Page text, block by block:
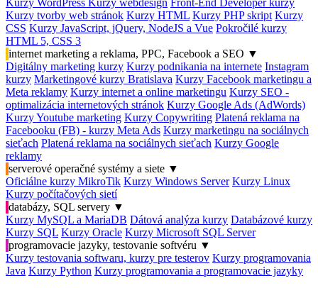
Kurzy WordPress Kurzy webdesign Front-End Developer kurzy
Kurzy tvorby web stránok Kurzy HTML Kurzy PHP skript Kurzy
CSS Kurzy JavaScript, jQuery, NodeJS a Vue Pokročilé kurzy
HTML 5, CSS 3
internet marketing a reklama, PPC, Facebook a SEO ▼
Digitálny marketing kurzy Kurzy podnikania na internete Instagram
kurzy Marketingové kurzy Bratislava Kurzy Facebook marketingu a
Meta reklamy Kurzy internet a online marketingu Kurzy SEO -
optimalizácia internetových stránok Kurzy Google Ads (AdWords)
Kurzy Youtube marketing Kurzy Copywriting Platená reklama na
Facebooku (FB) - kurzy Meta Ads Kurzy marketingu na sociálnych
sieťach Platená reklama na sociálnych sieťach Kurzy Google
reklamy
serverové operačné systémy a siete ▼
Oficiálne kurzy MikroTik Kurzy Windows Server Kurzy Linux
Kurzy počítačových sietí
databázy, SQL servery ▼
Kurzy MySQL a MariaDB Dátová analýza kurzy Databázové kurzy
Kurzy SQL Kurzy Oracle Kurzy Microsoft SQL Server
programovacie jazyky, testovanie softvéru ▼
Kurzy testovania softwaru, kurzy pre testerov Kurzy programovania
Java Kurzy Python Kurzy programovania a programovacie jazyky